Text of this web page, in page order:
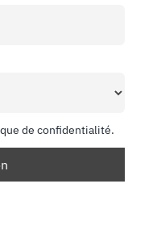
de confidentialité.